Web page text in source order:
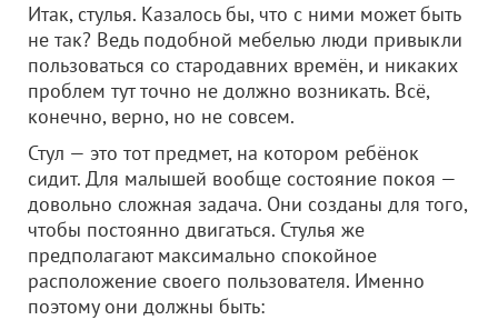
Итак, стулья. Казалось бы, что с ними может быть
не так? Ведь подобной мебелью люди привыкли
пользоваться со стародавних времён, и никаких
проблем тут точно не должно возникать. Всё,
конечно, верно, но не совсем.
Стул — это тот предмет, на котором ребёнок
сидит. Для малышей вообще состояние покоя —
довольно сложная задача. Они созданы для того,
чтобы постоянно двигаться. Стулья же
предполагают максимально спокойное
расположение своего пользователя. Именно
поэтому они должны быть: